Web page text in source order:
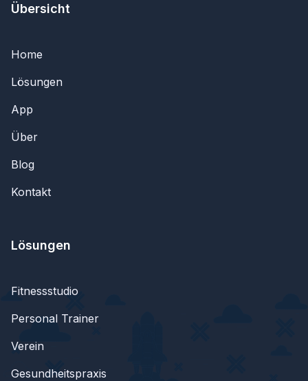
Übersicht
Home
Lösungen
App
Über
Blog
Kontakt
Lösungen
Fitnessstudio
Personal Trainer
Verein
Gesundheitspraxis